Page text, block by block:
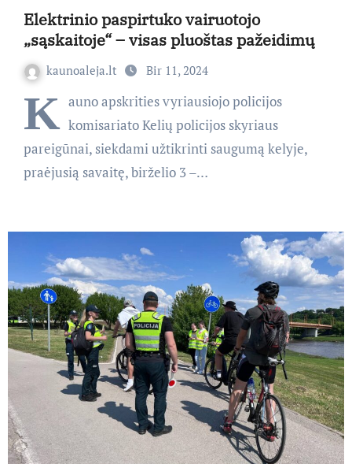
Elektrinio paspirtuko vairuotojo
„sąskaitoje“ – visas pluoštas pažeidimų
kaunoaleja.lt Bir 11, 2024
K auno apskrities vyriausiojo policijos
komisariato Kelių policijos skyriaus
pareigūnai, siekdami užtikrinti saugumą kelyje,
praėjusią savaitę, birželio 3 –…